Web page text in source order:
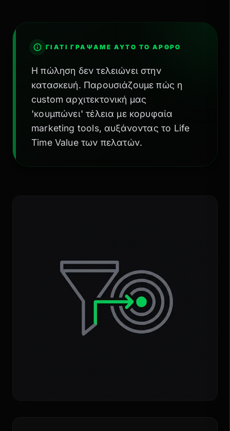
ΓΙΑΤΊ ΓΡΆΨΑΜΕ ΑΥΤΌ ΤΟ ΆΡΘΡΟ
Η πώληση δεν τελειώνει στην
κατασκευή. Παρουσιάζουμε πώς η
custom αρχιτεκτονική μας
'κουμπώνει' τέλεια με κορυφαία
marketing tools, αυξάνοντας το Life
Time Value των πελατών.